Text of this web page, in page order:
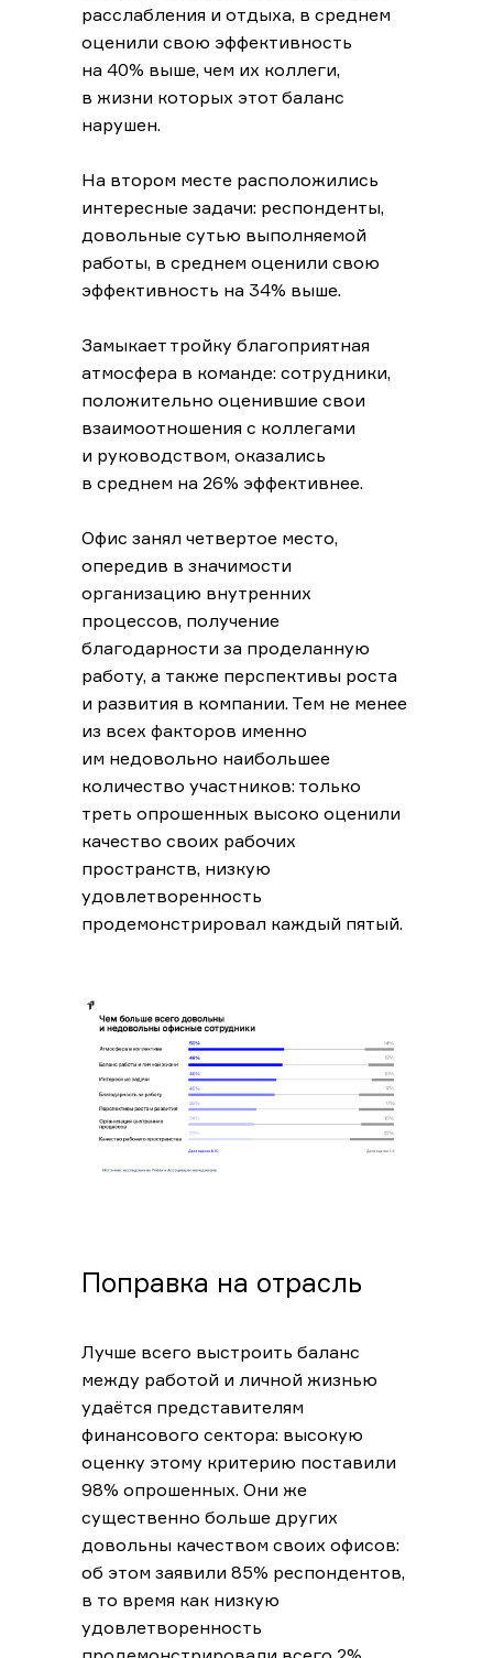
расслабления и отдыха, в среднем
оценили свою эффективность
на 40% выше, чем их коллеги,
в жизни которых этот баланс
нарушен.
На втором месте расположились
интересные задачи: респонденты,
довольные сутью выполняемой
работы, в среднем оценили свою
эффективность на 34% выше.
Замыкает тройку благоприятная
атмосфера в команде: сотрудники,
положительно оценившие свои
взаимоотношения с коллегами
и руководством, оказались
в среднем на 26% эффективнее.
Офис занял четвертое место,
опередив в значимости
организацию внутренних
процессов, получение
благодарности за проделанную
работу, а также перспективы роста
и развития в компании. Тем не менее
из всех факторов именно
им недовольно наибольшее
количество участников: только
треть опрошенных высоко оценили
качество своих рабочих
пространств, низкую
удовлетворенность
продемонстрировал каждый пятый.
Поправка на отрасль
Лучше всего выстроить баланс
между работой и личной жизнью
удаётся представителям
финансового сектора: высокую
оценку этому критерию поставили
98% опрошенных. Они же
существенно больше других
довольны качеством своих офисов:
об этом заявили 85% респондентов,
в то время как низкую
удовлетворенность